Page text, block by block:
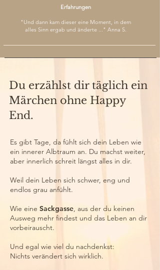
Erfahrungen
"Und dann kam dieser eine Moment, in dem
alles Sinn ergab und änderte ..." Anna S.
Es gibt Tage, da fühlt sich dein Leben wie
ein innerer Albtraum an. Du machst weiter,
aber innerlich schreit längst alles in dir.
Weil dein Leben sich schwer, eng und
endlos grau anfühlt.
Wie eine Sackgasse, aus der du keinen
Ausweg mehr findest und das Leben an dir
vorbeirauscht.
Und egal wie viel du nachdenkst:
Nichts verändert sich wirklich.
Du erzählst dir täglich ein
Märchen ohne Happy
End.